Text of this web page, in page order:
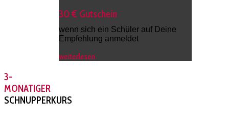
30 € Gutschein
wenn sich ein Schüler auf Deine
Empfehlung anmeldet
weiterlesen
3-
MONATIGER
SCHNUPPERKURS